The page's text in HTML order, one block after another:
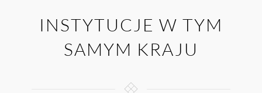
INSTYTUCJE W TYM
SAMYM KRAJU